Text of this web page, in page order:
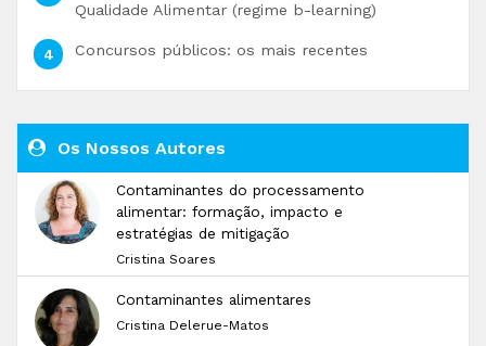
Qualidade Alimentar (regime b-learning)
Concursos públicos: os mais recentes
Os Nossos Autores
Contaminantes do processamento
alimentar: formação, impacto e
estratégias de mitigação
Cristina Soares
Contaminantes alimentares
Cristina Delerue-Matos